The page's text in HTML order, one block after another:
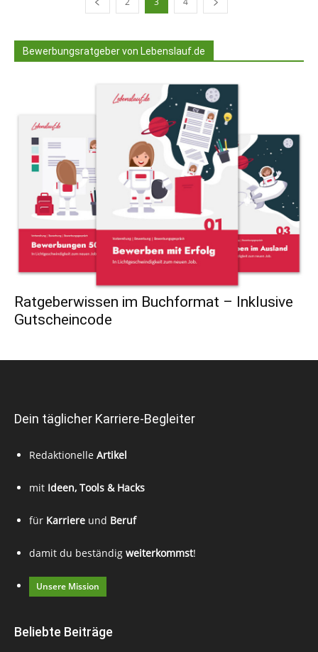
Bewerbungsratgeber von Lebenslauf.de
Ratgeberwissen im Buchformat – Inklusive
Gutscheincode
Dein täglicher Karriere-Begleiter
Redaktionelle Artikel
mit Ideen, Tools & Hacks
für Karriere und Beruf
damit du beständig weiterkommst!
Unsere Mission
Beliebte Beiträge